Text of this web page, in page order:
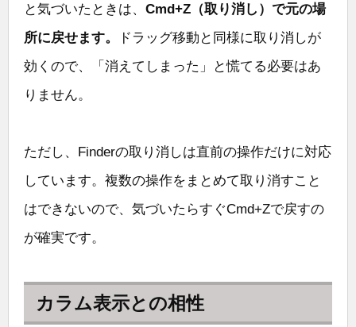
と気づいたときは、 Cmd+Z（取り消し）で元の場
所に戻せます。
ドラッグ移動と同様に取り消しが
効くので、「消えてしまった」と慌てる必要はあ
りません。
ただし、Finderの取り消しは直前の操作だけに対応
しています。複数の操作をまとめて取り消すこと
はできないので、気づいたらすぐCmd+Zで戻すの
が確実です。
カラム表示との相性